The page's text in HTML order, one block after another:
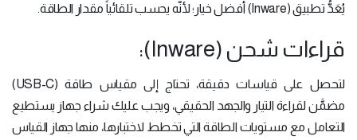
يُعَدُّ تطبيق (Inware) أفضل خيار؛ لأنَّه يحسب تلقائياً مقدار الطاقة.
قراءات شحن (Inware):
لتحصل على قياسات دقيقة، تحتاج إلى مقياس طاقة (USB-C)
مضمَّن لقراءة التيار والجهد الحقيقي، ويجب عليك شراء جهاز يستطيع
التعامل مع مستويات الطاقة التي تخطط لاختبارها، منها جهاز القياس